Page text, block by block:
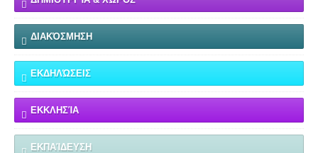
ΔΙΑΚΌΣΜΗΣΗ
ΕΚΔΗΛΏΣΕΙΣ
ΕΚΚΛΗΣΊΑ
ΕΚΠΑΊΔΕΥΣΗ